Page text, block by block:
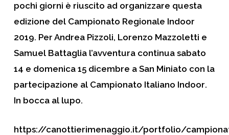
pochi giorni è riuscito ad organizzare questa
edizione del Campionato Regionale Indoor
2019. Per Andrea Pizzoli, Lorenzo Mazzoletti e
Samuel Battaglia l’avventura continua sabato
14 e domenica 15 dicembre a San Miniato con la
partecipazione al Campionato Italiano Indoor.
In bocca al lupo.
https://canottierimenaggio.it/portfolio/